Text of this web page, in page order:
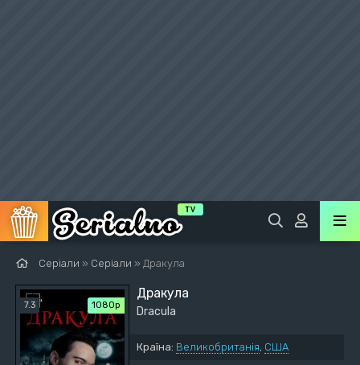
Серіали » Серіали » Дракула
7.3 1080p
Дракула
Dracula
Країна: Великобританія, США